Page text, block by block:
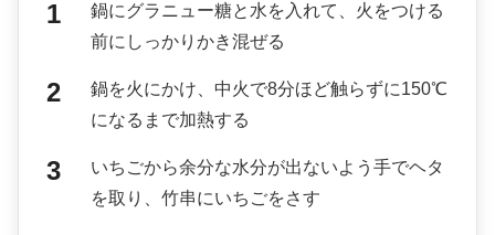
鍋にグラニュー糖と水を入れて、火をつける
前にしっかりかき混ぜる
鍋を火にかけ、中火で8分ほど触らずに150℃
になるまで加熱する
いちごから余分な水分が出ないよう手でヘタ
を取り、竹串にいちごをさす